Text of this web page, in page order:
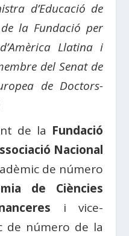
d’Educació de
la Fundació per
Llatina i
del Senat de
de Doctors-
de la Fundació
Nacional
de número
de Ciències
i vice-
de número de la